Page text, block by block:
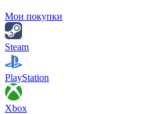
Мои покупки
Steam
PlayStation
Xbox